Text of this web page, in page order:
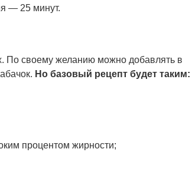
— 25 минут.
По своему желанию можно добавлять в
Но базовый рецепт будет таким:
процентом жирности;